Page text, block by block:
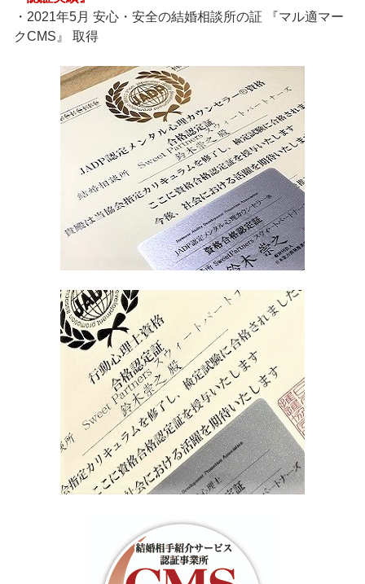
・2021年5月 安心・安全の結婚相談所の証 『マル適マー
クCMS』 取得